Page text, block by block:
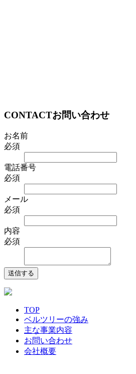
CONTACTお問い合わせ
お名前
必須
電話番号
必須
メール
必須
内容
必須
TOP
ベルツリーの強み
主な事業内容
お問い合わせ
会社概要